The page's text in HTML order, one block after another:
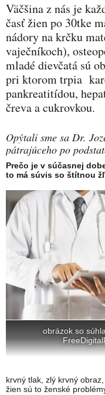
Väčšina z nás je
časť žien po 30tke
nádory na krčku
vaječníkoch),
mladé dievčatá sú
pri ktorom trpia
pankreatitídou,
čreva a cukrovkou.
Opýtali sme sa Dr.
pátrajúceho po
Prečo je v súčasnej
to má súvis so štítnou
obrázok so
krvný tlak, zlý krvný
žien sú to ženské